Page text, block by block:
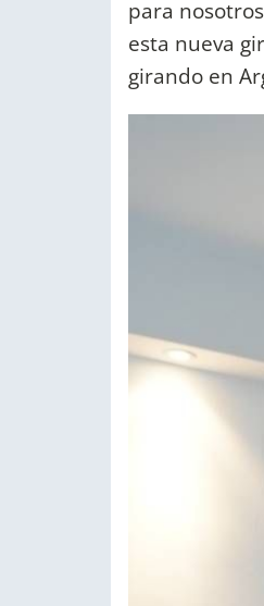
para
esta nueva
girando en